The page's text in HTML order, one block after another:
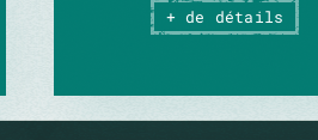
+ de détails